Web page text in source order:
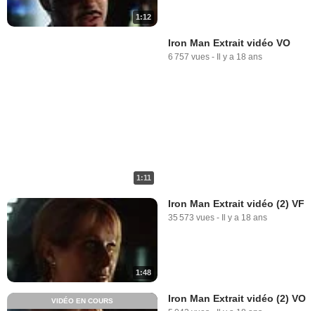
1:12
1:11
Iron Man Extrait vidéo VO
6 757 vues - Il y a 18 ans
1:48
Iron Man Extrait vidéo (2) VF
35 573 vues - Il y a 18 ans
VIDÉO EN COURS Iron Man Extrait vidéo (2) VO